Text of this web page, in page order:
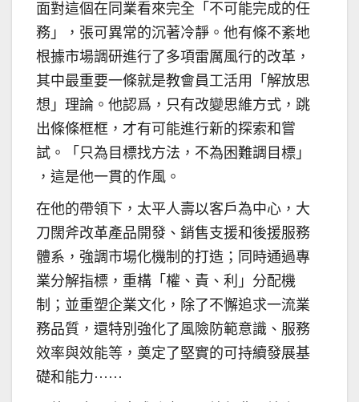
面對這個在同業看來完全「不可能完成的任
務」，張可異常的沉著冷靜。他有條不紊地
根據市場調研進行了多項雷厲風行的改革，
其中最重要一條就是教會員工活用「解放思
想」理論。他認爲，只有改變思維方式，跳
出條條框框，才有可能進行新的探索和嘗
試。「只為目標找方法，不為困難調目標」
，這是他一貫的作風。
在他的帶領下，太平人壽以客戶為中心，大
刀闊斧改革產品開發、銷售支援和後援服務
體系，強調市場化機制的打造；同時通過專
業分解指標，重構「權、責、利」分配機
制；並重塑企業文化，除了不懈追求一流業
務品質，還特別強化了風險防範意識、服務
效率與效能等，奠定了堅實的可持續發展基
礎和能力······